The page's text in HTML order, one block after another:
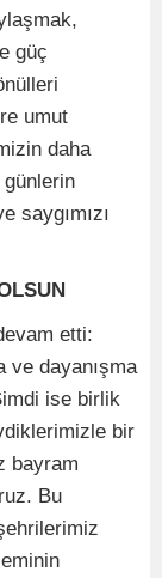
güç
umut
daha
günlerin
saygımızı
etti:
ve dayanışma
ise birlik
bir
bayram
Bu